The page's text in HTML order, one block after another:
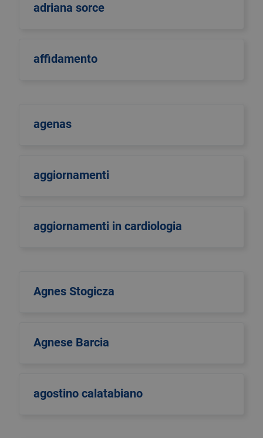
adriana sorce
affidamento
agenas
aggiornamenti
aggiornamenti in cardiologia
Agnes Stogicza
Agnese Barcia
agostino calatabiano